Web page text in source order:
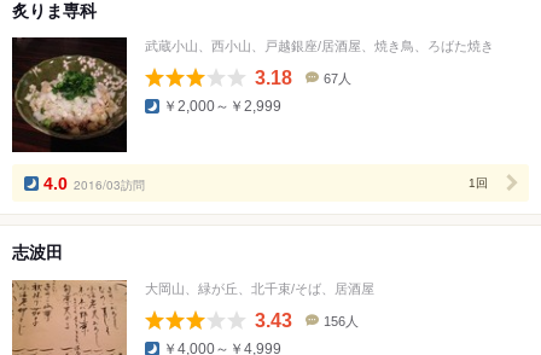
炙りま専科
武蔵小山、西小山、戸越銀座/居酒屋、焼き鳥、ろばた焼き
3.18
数
67人
￥2,000～￥2,999
4.0 2016/03訪問 1回
志波田
大岡山、緑が丘、北千束/そば、居酒屋
3.43 156人
￥4,000～￥4,999